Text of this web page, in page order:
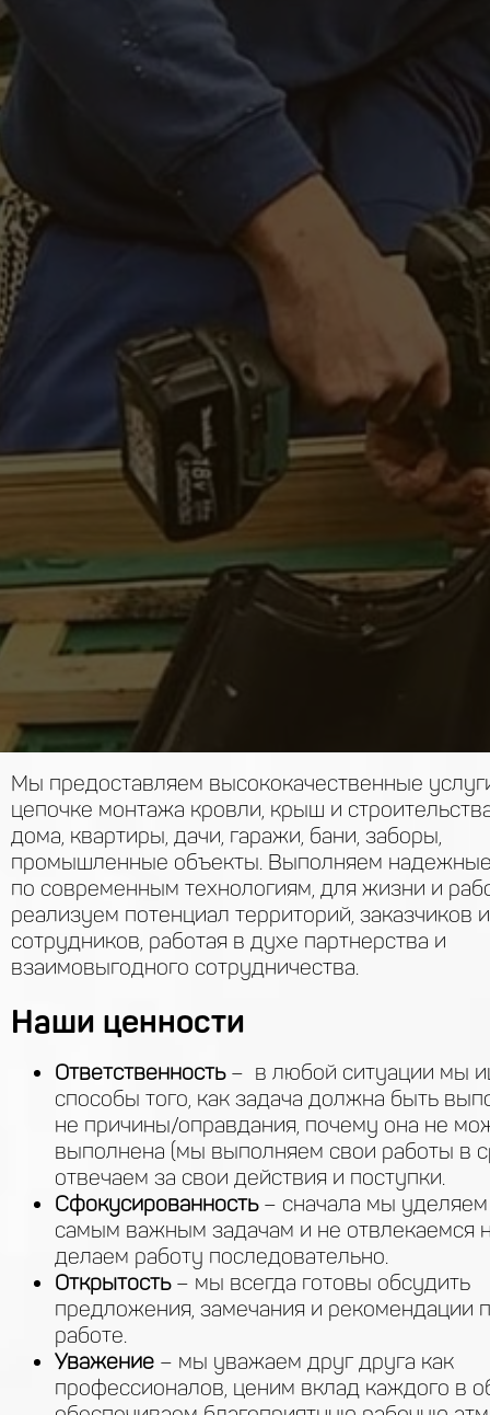
Мы предоставляем высококачественные
цепочке монтажа кровли, крыш и
дома, квартиры, дачи, гаражи, бани, заборы,
промышленные объекты. Выполняем
по современным технологиям, для жизни и
реализуем потенциал территорий, заказчиков и
сотрудников, работая в духе партнерства и
взаимовыгодного сотрудничества.
Наши ценности
Ответственность– в любой ситуации мы
способы того, как задача должна быть
не причины/оправдания, почему она не
выполнена (мы выполняем свои работы в
отвечаем за свои действия и поступки.
Сфокусированность– сначала мы
самым важным задачам и не отвлекаемся
делаем работу последовательно.
Открытость– мы всегда готовы обсудить
предложения, замечания и рекомендации
работе.
Уважение – мы уважаем друг друга как
профессионалов, ценим вклад каждого в